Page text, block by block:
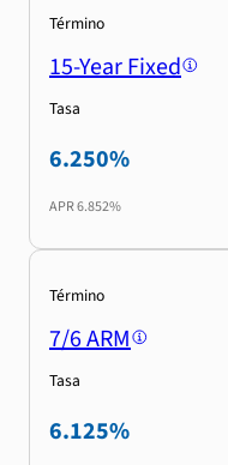
Término
15-Year Fixed
Tasa
6.250%
APR6.852%
Término
7/6 ARM
Tasa
6.125%